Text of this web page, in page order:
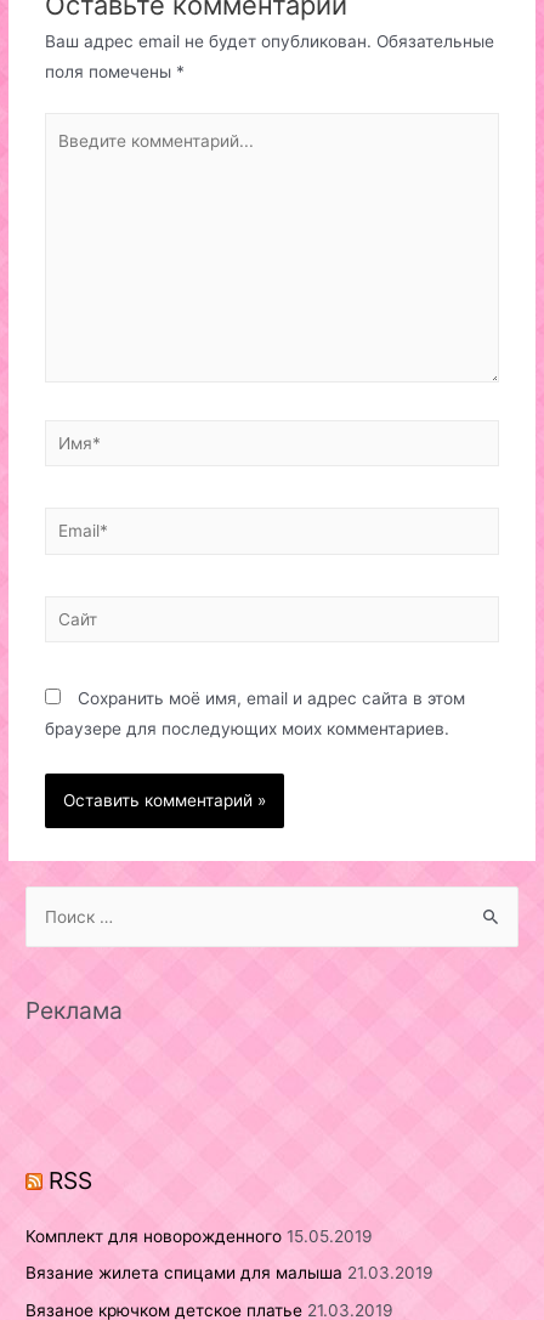
Ваш адрес email не будет опубликован. Обязательные
поля помечены *
Имя*
Email*
Сайт
Сохранить моё имя, email и адрес сайта в этом
браузере для последующих моих комментариев.
r
:
Реклама
RSS
Комплект для новорожденного 15.05.2019
Вязание жилета спицами для малыша 21.03.2019
Вязаное крючком детское платье 21.03.2019